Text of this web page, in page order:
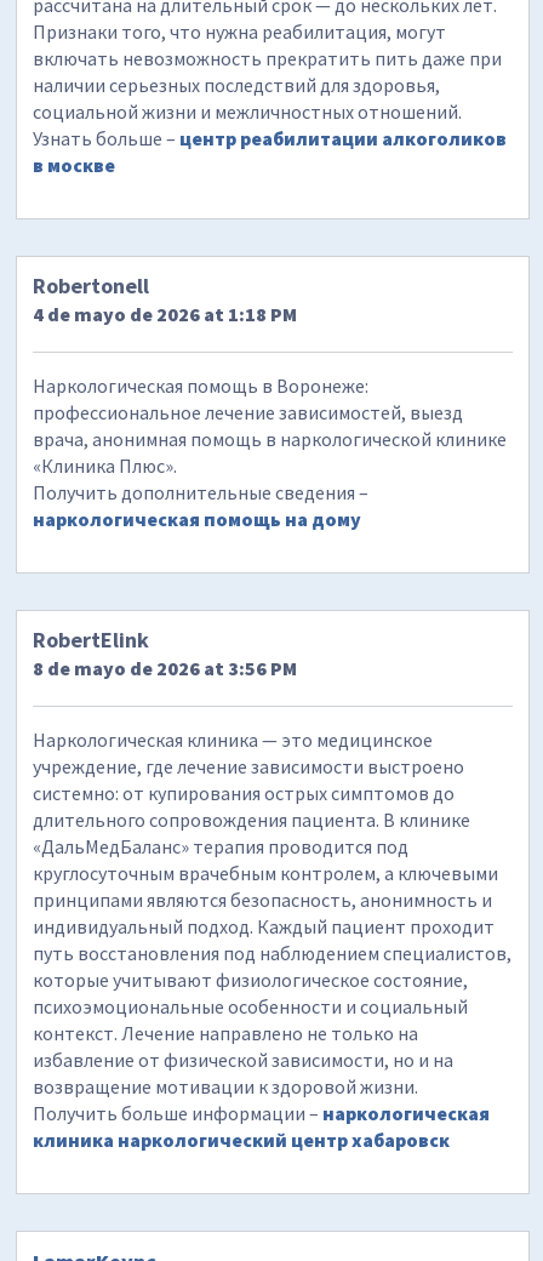
Признаки того, что нужна реабилитация, могут
включать невозможность прекратить пить даже при
наличии серьезных последствий для здоровья,
социальной жизни и межличностных отношений.
Узнать больше – центр реабилитации алкоголиков
в москве
Robertonell
4 de mayo de 2026 at 1:18 PM
Наркологическая помощь в Воронеже:
профессиональное лечение зависимостей, выезд
врача, анонимная помощь в наркологической клинике
«Клиника Плюс».
Получить дополнительные сведения –
наркологическая помощь на дому
RobertElink
8 de mayo de 2026 at 3:56 PM
Наркологическая клиника — это медицинское
учреждение, где лечение зависимости выстроено
системно: от купирования острых симптомов до
длительного сопровождения пациента. В клинике
«ДальМедБаланс» терапия проводится под
круглосуточным врачебным контролем, а ключевыми
принципами являются безопасность, анонимность и
индивидуальный подход. Каждый пациент проходит
путь восстановления под наблюдением специалистов,
которые учитывают физиологическое состояние,
психоэмоциональные особенности и социальный
контекст. Лечение направлено не только на
избавление от физической зависимости, но и на
возвращение мотивации к здоровой жизни.
Получить больше информации – наркологическая
клиника наркологический центр хабаровск